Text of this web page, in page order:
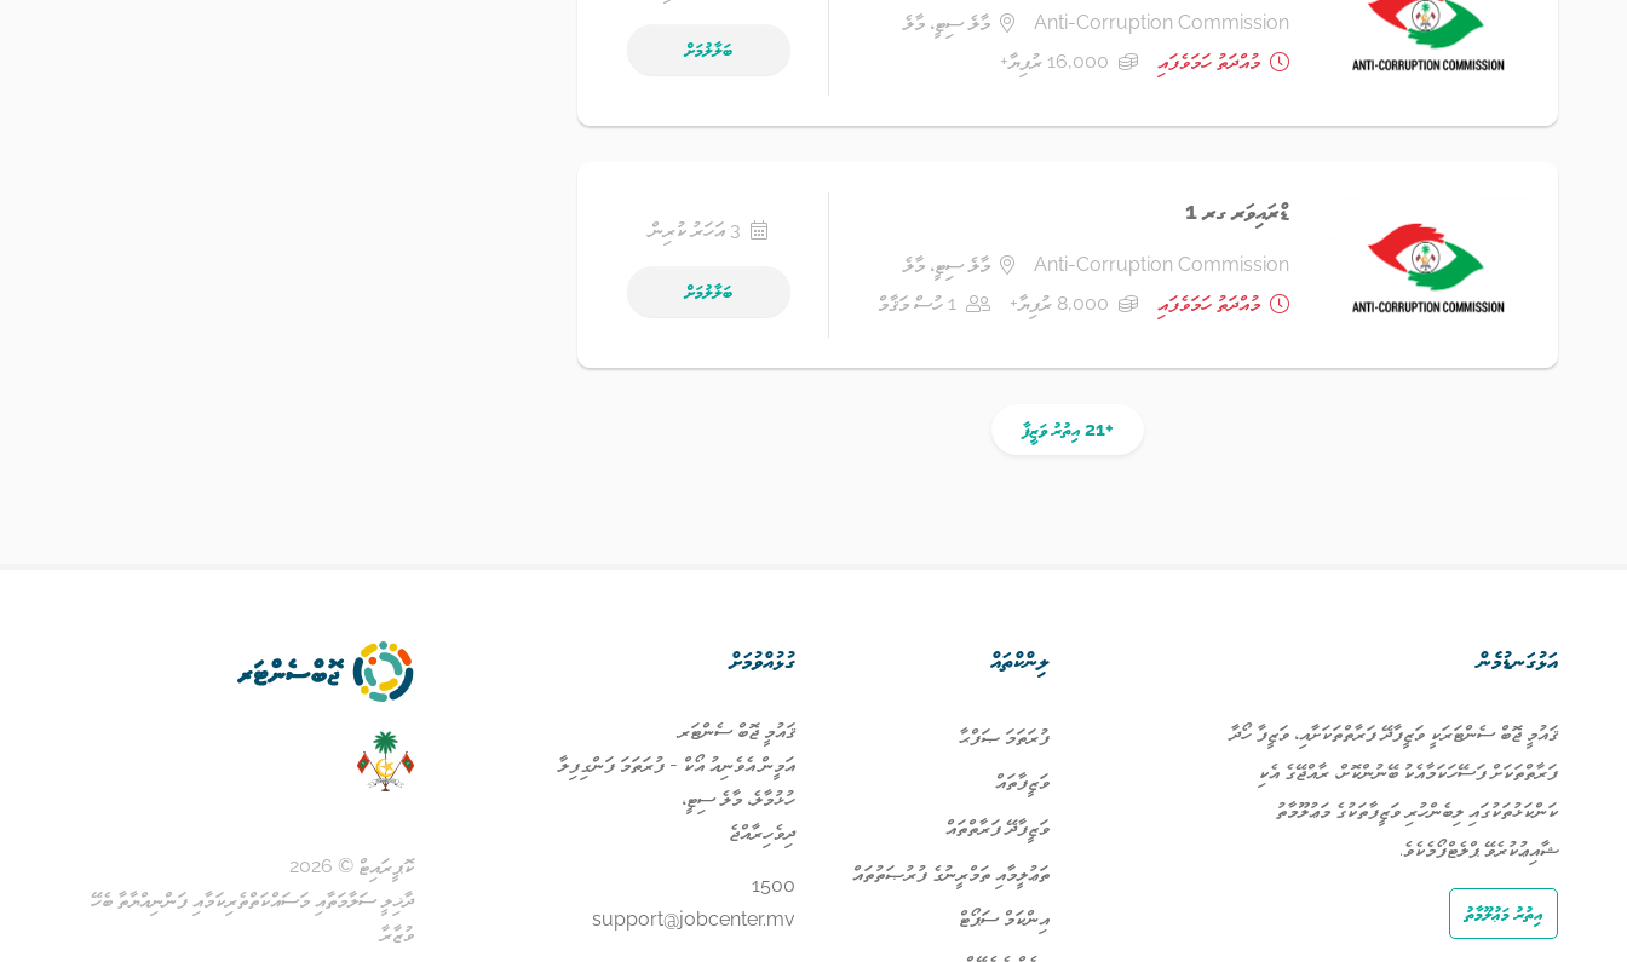
Anti-Corruption Commission
މާލެ ސިޓީ، މާލެ
މުއްދަތު ހަމަވެފައި
16,000 ރުފިޔާ+
ބަލާލުމަށް
ޑްރައިވަރ ގރ 1
Anti-Corruption Commission
މާލެ ސިޓީ، މާލެ
މުއްދަތު ހަމަވެފައި
8,000 ރުފިޔާ+ 1 ހުސް މަޤާމް
3 އަހަރު ކުރިން
ބަލާލުމަށް
+21 އިތުރު ވަޒީފާ
އަޅުގަނޑުމެން
ޤައުމީ ޖޮބް ސެންޓަރަކީ ވަޒީފާދޭ ފަރާތްތަކަށާއި، ވަޒީފާ ހޯދާ
ފަރާތްތަކަށް ފަސޭހަކަމާއެކު ބޭނުންކޮށް، ރާއްޖޭގެ އެކި
ކަންކަޅުތަކުގައި ލިބެންހުރި ވަޒީފާތަކުގެ މަޢުލޫމާތު
ޝާއިޢުކުރެވޭ ޕްލެޓްފޯމެކެވެ.
އިތުރު މަޢުލޫމާތު
ލިންކްތައް
ފުރަތަމަ ޞަފްޙާ
ވަޒީފާތައް
ވަޒީފާދޭ ފަރާތްތައް
ތަޢުލީމާއި ތަމްރީނުގެ ފުރުޞަތުތައް
އިންކަމް ސަޕޯޓް
ގުޅުއްވުމަށް
ޤައުމީ ޖޮބް ސެންޓަރ
އަމީން އެވެނިއު އޯކް - ފުރަތަމަ ފަންގިފިލާ
ހުޅުމާލެ، މާލެ ސިޓީ،
ދިވެހިރާއްޖެ
1500
support@jobcenter.mv
ކޮޕީރައިޓް © 2026
ދާޚިލީ ސަލާމަތާއި މަސައްކަތްތެރިކަމާއި ފަންނިއްޔާތާ ބެހޭ
ވުޒާރާ